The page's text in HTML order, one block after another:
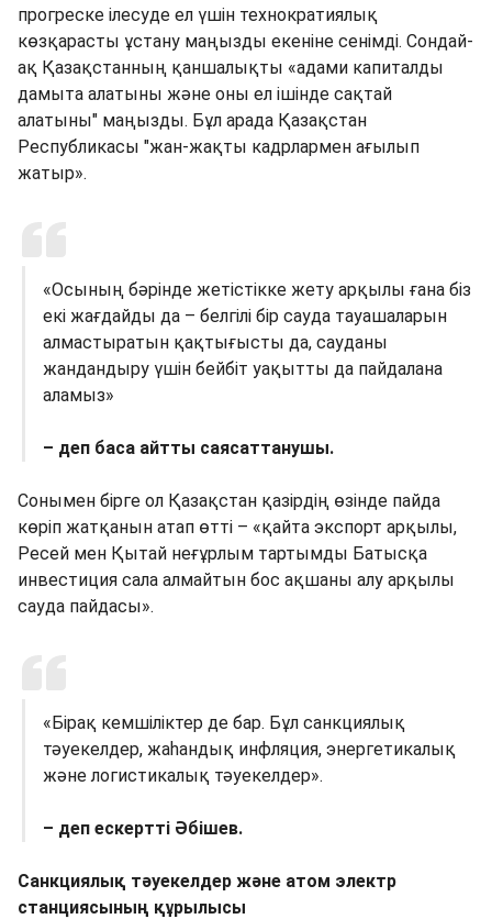
прогреске ілесуде ел үшін технократиялық
көзқарасты ұстану маңызды екеніне сенімді. Сондай-
ақ Қазақстанның қаншалықты «адами капиталды
дамыта алатыны және оны ел ішінде сақтай
алатыны" маңызды. Бұл арада Қазақстан
Республикасы "жан-жақты кадрлармен ағылып
жатыр».
«Осының бәрінде жетістікке жету арқылы ғана біз
екі жағдайды да – белгілі бір сауда тауашаларын
алмастыратын қақтығысты да, сауданы
жандандыру үшін бейбіт уақытты да пайдалана
аламыз»
– деп баса айтты саясаттанушы.
Сонымен бірге ол Қазақстан қазірдің өзінде пайда
көріп жатқанын атап өтті – «қайта экспорт арқылы,
Ресей мен Қытай неғұрлым тартымды Батысқа
инвестиция сала алмайтын бос ақшаны алу арқылы
сауда пайдасы».
«Бірақ кемшіліктер де бар. Бұл санкциялық
тәуекелдер, жаһандық инфляция, энергетикалық
және логистикалық тәуекелдер».
– деп ескертті Әбішев.
Санкциялық тәуекелдер және атом электр
станциясының құрылысы